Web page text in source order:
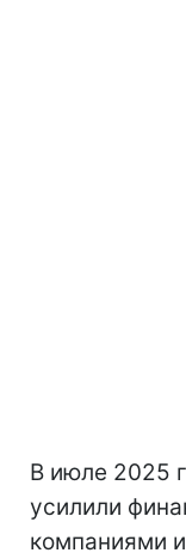
В июле 2025
усилили
компаниями